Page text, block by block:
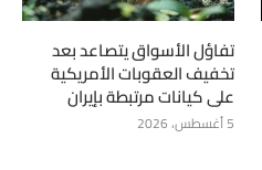
تفاؤل الأسواق يتصاعد بعد
تخفيف العقوبات الأمريكية
على كيانات مرتبطة بإيران
5 أغسطس، 2026